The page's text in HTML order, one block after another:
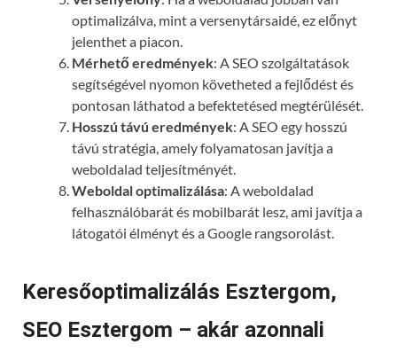
optimalizálva, mint a versenytársaidé, ez előnyt
jelenthet a piacon.
Mérhető eredmények: A SEO szolgáltatások
segítségével nyomon követheted a fejlődést és
pontosan láthatod a befektetésed megtérülését.
Hosszú távú eredmények: A SEO egy hosszú
távú stratégia, amely folyamatosan javítja a
weboldalad teljesítményét.
Weboldal optimalizálása: A weboldalad
felhasználóbarát és mobilbarát lesz, ami javítja a
látogatói élményt és a Google rangsorolást.
Keresőoptimalizálás Esztergom,
SEO Esztergom – akár azonnali